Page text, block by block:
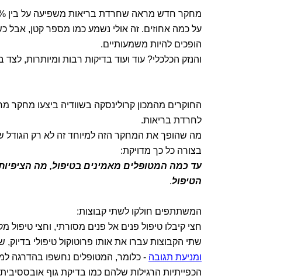
על כמה אחוזים. זה אולי נשמע כמו מספר קטן, אבל
הופכים להיות משמעותיים.
והנזק הכלכלי? עוד ועוד בדיקות רבות ומיותרות,
לחרדת בריאות.
מה שהופך את המחקר הזה למיוחד זה לא רק הגודל
בצורה כל כך מדויקת:
עד כמה המטופלים מאמינים בטיפול, מה
הטיפול.
המשתתפים חולקו לשתי קבוצות:
חצי קיבלו טיפול פנים אל פנים מסורתי, וחצי טיפול
שתי הקבוצות עברו את אותו פרוטוקול טיפולי בדיוק, שנמשך 12 שבועות והתבסס בעיקר
ומניעת תגובה - כלומר, המטופלים נחשפו בהדרגה
הכפייתיות הרגילות שלהם כמו בדיקת גוף